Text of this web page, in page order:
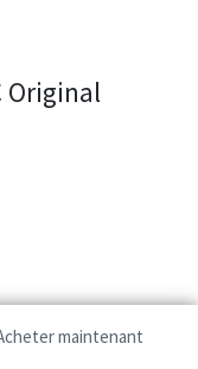
maintenant
Original